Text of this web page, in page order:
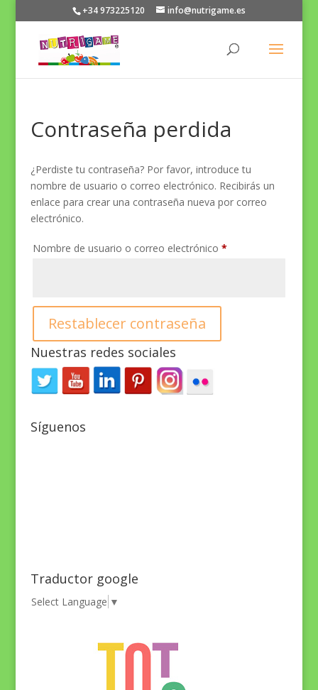
+34 973225120 info@nutrigame.es
Contraseña perdida
¿Perdiste tu contraseña? Por favor, introduce tu
nombre de usuario o correo electrónico. Recibirás un
enlace para crear una contraseña nueva por correo
electrónico.
Nombre de usuario o correo electrónico *Obligatorio
Restablecer contraseña
Nuestras redes sociales
Síguenos
Traductor google
Select Language ▼